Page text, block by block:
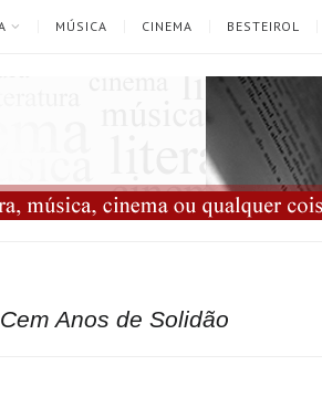
MÚSICA CINEMA BESTEIROL
Cem Anos de Solidão